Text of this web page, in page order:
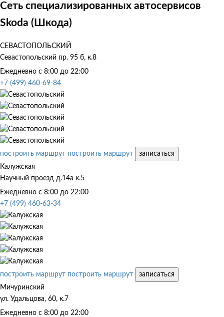
Сеть специализированных автосервисов
Skoda (Шкода)
СЕВАСТОПОЛЬСКИЙ
Севастопольский пр. 95 б, к.8
Ежедневно с 8:00 до 22:00
+7 (499) 460-69-84
построить маршрут построить маршрут
записаться
Калужская
Научный проезд д.14а к.5
Ежедневно с 8:00 до 22:00
+7 (499) 460-63-34
построить маршрут построить маршрут
записаться
Мичуринский
ул. Удальцова, 60, к.7
Ежедневно с 8:00 до 22:00